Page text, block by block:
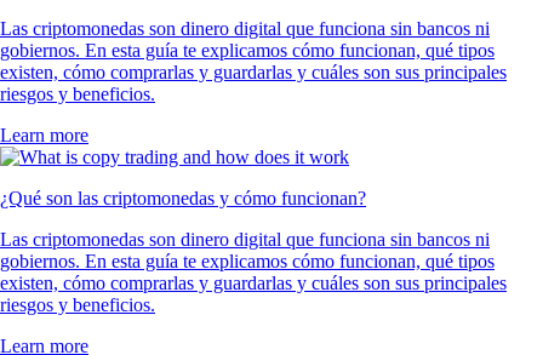
Las criptomonedas son dinero digital que funciona sin bancos ni
gobiernos. En esta guía te explicamos cómo funcionan, qué tipos
existen, cómo comprarlas y guardarlas y cuáles son sus principales
riesgos y beneficios.
Learn more
¿Qué son las criptomonedas y cómo funcionan?
Las criptomonedas son dinero digital que funciona sin bancos ni
gobiernos. En esta guía te explicamos cómo funcionan, qué tipos
existen, cómo comprarlas y guardarlas y cuáles son sus principales
riesgos y beneficios.
Learn more